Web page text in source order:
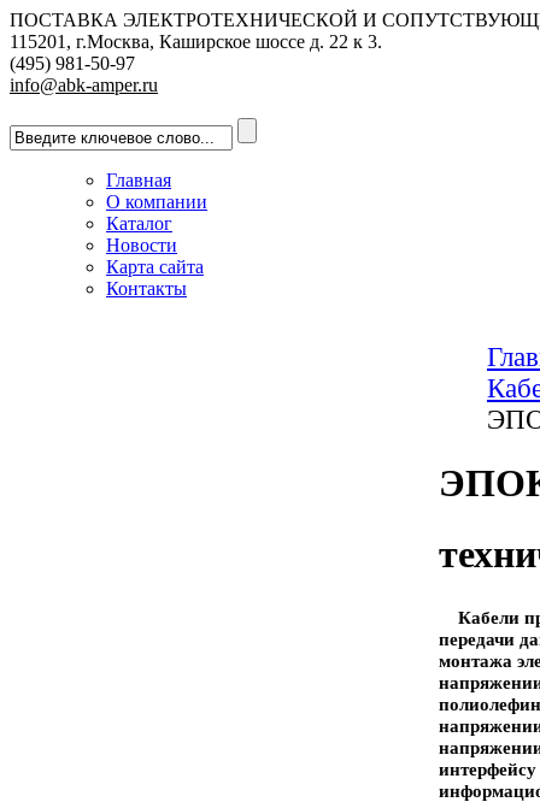
ПОСТАВКА ЭЛЕКТРОТЕХНИЧЕСКОЙ И
115201, г.Москва, Каширское шоссе д. 22 к 3.
(495) 981-50-97
info@abk-amper.ru
Главная
О компании
Каталог
Новости
Карта сайта
Контакты
Кабели
передачи
монтажа